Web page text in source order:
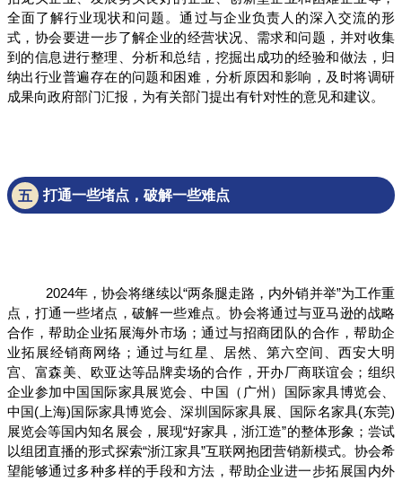
全面了解行业现状和问题。通过与企业负责人的深入交流的形
式，协会要进一步了解企业的经营状况、需求和问题，并对收集
到的信息进行整理、分析和总结，挖掘出成功的经验和做法，归
纳出行业普遍存在的问题和困难，分析原因和影响，及时将调研
成果向政府部门汇报，为有关部门提出有针对性的意见和建议。
五 打通一些堵点，破解一些难点
2024年，协会将继续以“两条腿走路，内外销并举”为工作重
点，打通一些堵点，破解一些难点。协会将通过与亚马逊的战略
合作，帮助企业拓展海外市场；通过与招商团队的合作，帮助企
业拓展经销商网络；通过与红星、居然、第六空间、西安大明
宫、富森美、欧亚达等品牌卖场的合作，开办厂商联谊会；组织
企业参加中国国际家具展览会、中国（广州）国际家具博览会、
中国(上海)国际家具博览会、深圳国际家具展、国际名家具(东莞)
展览会等国内知名展会，展现“好家具，浙江造”的整体形象；尝试
以组团直播的形式探索“浙江家具”互联网抱团营销新模式。协会希
望能够通过多种多样的手段和方法，帮助企业进一步拓展国内外